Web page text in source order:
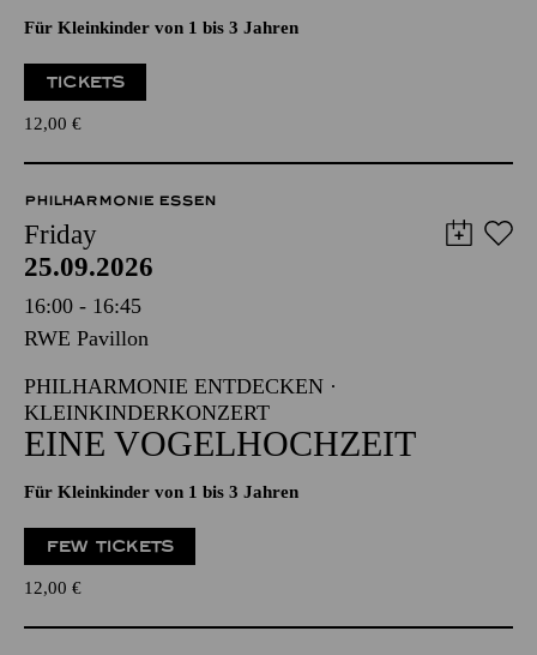
Für Kleinkinder von 1 bis 3 Jahren
TICKETS
12,00 €
PHILHARMONIE ESSEN
Friday
25.09.2026
16:00 - 16:45
RWE Pavillon
PHILHARMONIE ENTDECKEN ·
KLEINKINDERKONZERT
EINE VOGELHOCHZEIT
Für Kleinkinder von 1 bis 3 Jahren
FEW TICKETS
12,00 €